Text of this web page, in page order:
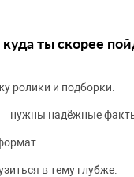
ты скорее
ролики и подборки.
— нужны надёжные
в тему глубже.